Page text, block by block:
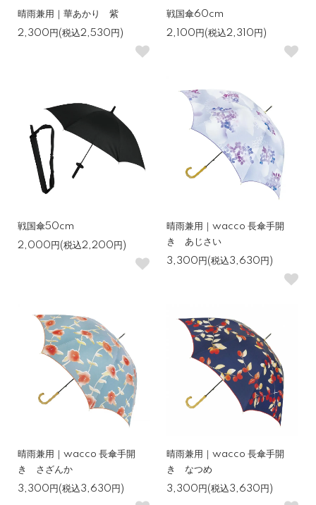
晴雨兼用｜華あかり 紫
2,300円(税込2,530円)
戦国傘60cm
2,100円(税込2,310円)
戦国傘50cm
2,000円(税込2,200円)
晴雨兼用｜wacco 長傘手開
き あじさい
3,300円(税込3,630円)
晴雨兼用｜wacco 長傘手開
き さざんか
3,300円(税込3,630円)
晴雨兼用｜wacco 長傘手開
き なつめ
3,300円(税込3,630円)